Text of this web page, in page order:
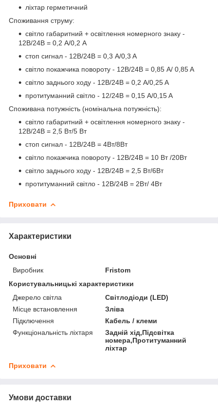
ліхтар герметичний
Споживання струму:
світло габаритний + освітлення номерного знаку -
12В/24В = 0,2 А/0,2 A
стоп сигнал - 12В/24В = 0,3 A/0,3 A
світло покажчика повороту - 12В/24В = 0,85 A/ 0,85 A
світло заднього ходу - 12В/24В = 0,2 A/0,25 A
протитуманний світло - 12/24В = 0,15 A/0,15 A
Споживана потужність (номінальна потужність):
світло габаритний + освітлення номерного знаку -
12В/24В = 2,5 Вт/5 Вт
стоп сигнал - 12В/24В = 4Вт/8Вт
світло покажчика повороту - 12В/24В = 10 Вт /20Вт
світло заднього ходу - 12В/24B = 2,5 Вт/6Вт
протитуманний світло - 12В/24B = 2Вт/ 4Вт
Приховати
Характеристики
Основні
Виробник
Fristom
Користувальницькі характеристики
Джерело світла
Світлодіоди (LED)
Місце встановлення
Зліва
Підключення
Кабель / клеми
Функціональність ліхтаря
Задній хід,Підсвітка
номера,Протитуманний
ліхтар
Приховати
Умови доставки